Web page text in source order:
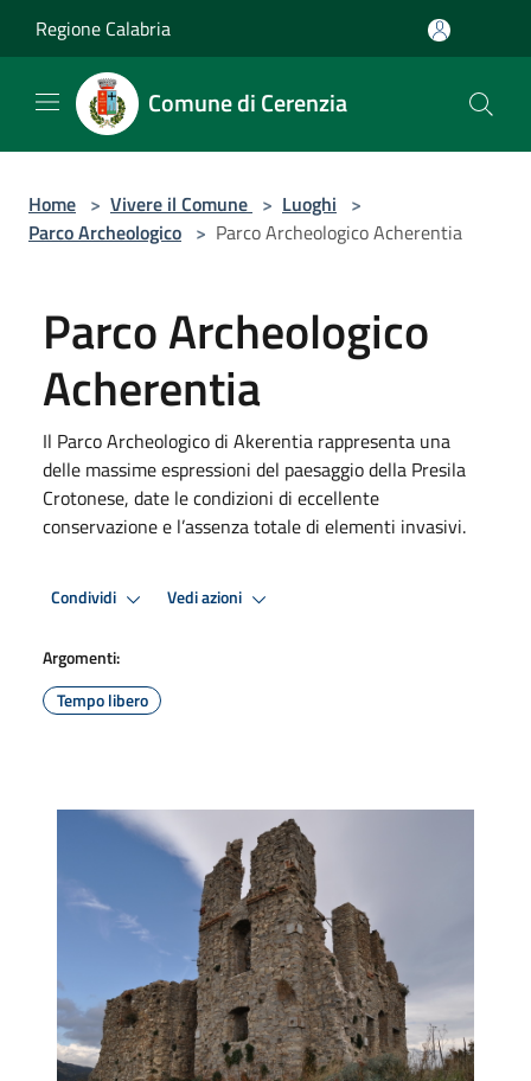
Regione Calabria
Comune di Cerenzia
Home > Vivere il Comune > Luoghi >
Parco Archeologico > Parco Archeologico Acherentia
Parco Archeologico
Acherentia
Il Parco Archeologico di Akerentia rappresenta una
delle massime espressioni del paesaggio della Presila
Crotonese, date le condizioni di eccellente
conservazione e l’assenza totale di elementi invasivi.
Condividi Vedi azioni
Argomenti:
Tempo libero